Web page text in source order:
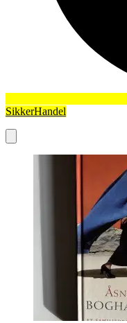
SikkerHandel